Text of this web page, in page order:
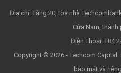
Địa chỉ: Tầng 20, tòa nhà
Cửa Nam, thành
Điện Thoại: +84
Copyright © 2026 - Techcom Capital.
bảo mật và